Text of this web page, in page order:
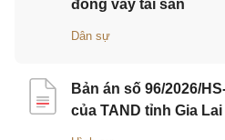
đồng vay tài sản
Dân sự
Bản án số 96/2026/
của TAND tỉnh Gia Lai